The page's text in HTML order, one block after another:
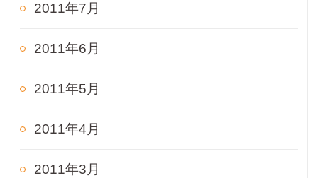
2011年7月
2011年6月
2011年5月
2011年4月
2011年3月